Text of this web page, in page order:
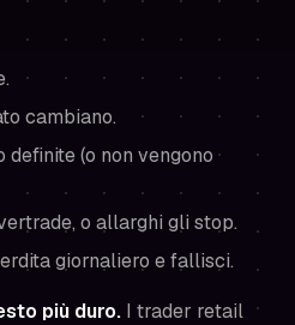
cambiano.
definite (o non vengono
o allarghi gli stop.
giornaliero e fallisci.
più duro. I trader retail